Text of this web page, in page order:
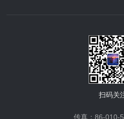
扫码关
传真：86-010-